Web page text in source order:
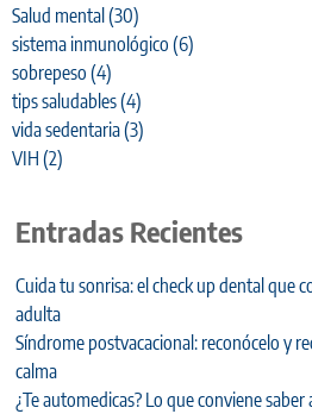
Salud mental (30)
sistema inmunológico (6)
sobrepeso (4)
tips saludables(4)
vida sedentaria(3)
VIH (2)
Entradas Recientes
Cuida tu sonrisa: el check up dental que
adulta
Síndrome postvacacional: reconócelo y
calma
¿Te automedicas? Lo que conviene